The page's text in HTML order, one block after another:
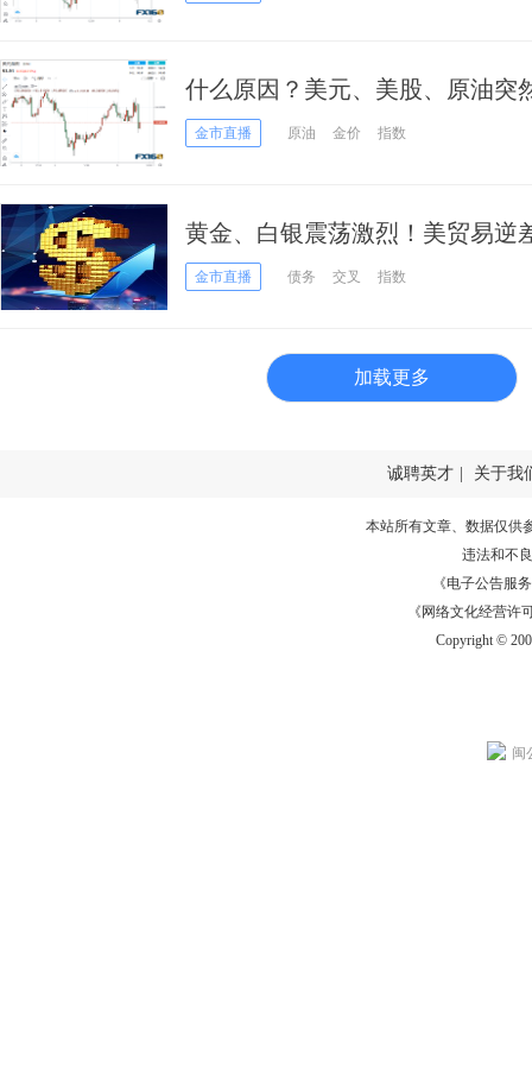
什么原因？美元、美股、原油突
击下破1750
金市直播 原油 金价 指数
黄金、白银震荡激烈！美贸易逆
债涨跌分歧 工业需求驱动银价撑
金市直播 债务 交叉 指数
加载更多
诚聘英才 关于我
本站所有文章、数据仅供
违法和不
《电子公告服务
《网络文化经营许
Copyright ©
闽